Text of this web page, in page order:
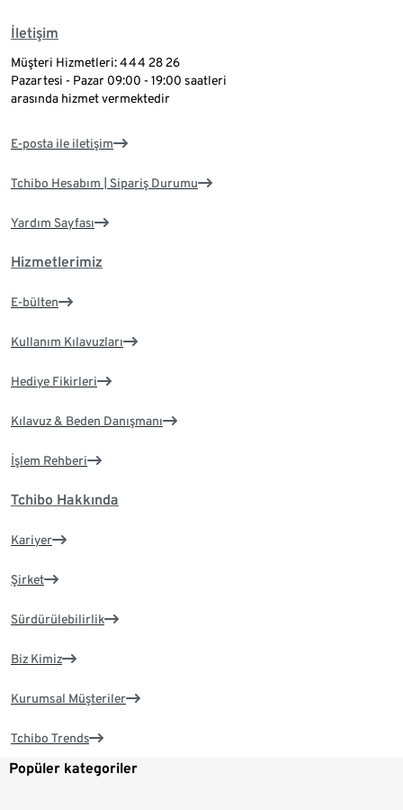
İletişim
Müşteri Hizmetleri: 444 28 26
Pazartesi - Pazar 09:00 - 19:00 saatleri
arasında hizmet vermektedir
E-posta ile iletişim
Tchibo Hesabım | Sipariş Durumu
Yardım Sayfası
Hizmetlerimiz
E-bülten
Kullanım Kılavuzları
Hediye Fikirleri
Kılavuz & Beden Danışmanı
İşlem Rehberi
Tchibo Hakkında
Kariyer
Şirket
Sürdürülebilirlik
Biz Kimiz
Kurumsal Müşteriler
Tchibo Trends
Popüler kategoriler